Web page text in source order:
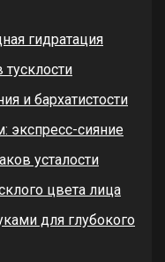
гидратация
и бархатистости
экспресс-сияние
усталости
цвета лица
для глубокого